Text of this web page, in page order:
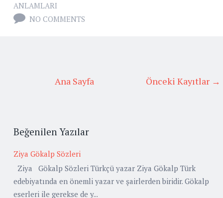
ANLAMLARI
NO COMMENTS
Önceki Kayıtlar →
Ana Sayfa
Beğenilen Yazılar
Ziya Gökalp Sözleri
Ziya Gökalp Sözleri Türkçü yazar Ziya Gökalp Türk
edebiyatında en önemli yazar ve şairlerden biridir. Gökalp
eserleri ile gerekse de y...